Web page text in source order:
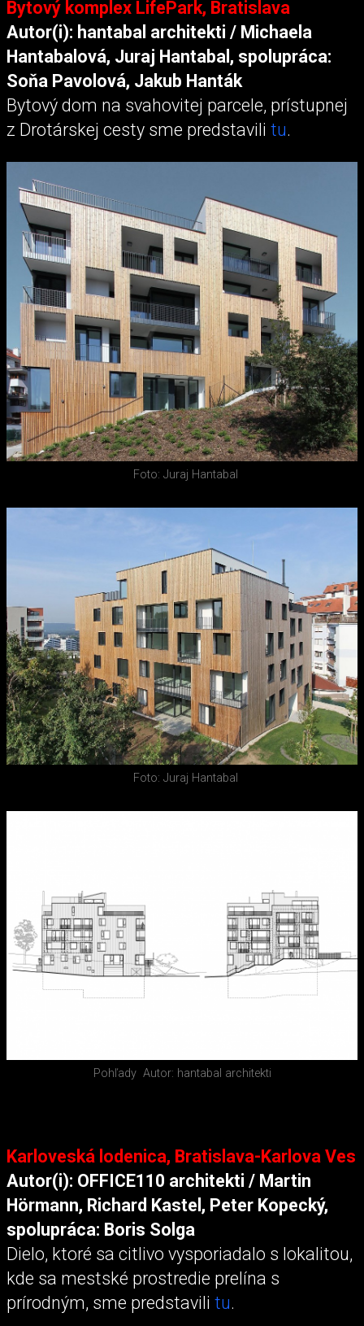
Bytový komplex LifePark, Bratislava
Autor(i): hantabal architekti / Michaela
Hantabalová, Juraj Hantabal, spolupráca:
Soňa Pavolová, Jakub Hanták
Bytový dom na svahovitej parcele, prístupnej
z Drotárskej cesty sme predstavili tu.
Foto: Juraj Hantabal
Foto: Juraj Hantabal
Pohľady Autor: hantabal architekti
Karloveská lodenica, Bratislava-Karlova Ves
Autor(i): OFFICE110 architekti / Martin
Hörmann, Richard Kastel, Peter Kopecký,
spolupráca: Boris Solga
Dielo, ktoré sa citlivo vysporiadalo s lokalitou,
kde sa mestské prostredie prelína s
prírodným, sme predstavili tu.